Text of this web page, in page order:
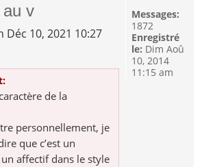
v
Déc 10, 2021 10:27
de la
personnellement, je
que c’est un
affectif dans le style
Messages:
1872
Enregistré
le: Dim Aoû
10, 2014
11:15 am